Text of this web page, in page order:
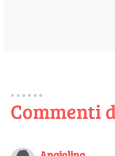
Commenti